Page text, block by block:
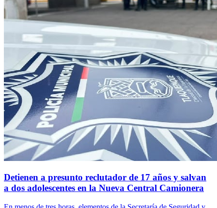
Detienen a presunto reclutador de 17 años y salvan
a dos adolescentes en la Nueva Central Camionera